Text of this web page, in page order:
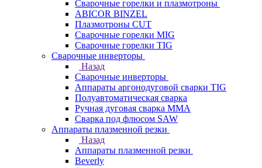
Сварочные горелки и плазмотроны
ABICOR BINZEL
Плазмотроны CUT
Сварочные горелки MIG
Сварочные горелки TIG
Сварочные инверторы
Назад
Сварочные инверторы
Аппараты аргонодуговой сварки TIG
Полуавтоматическая сварка
Ручная дуговая сварка MMA
Сварка под флюсом SAW
Аппараты плазменной резки
Назад
Аппараты плазменной резки
Beverly